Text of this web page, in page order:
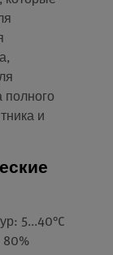
полного
и
5...40°C
80%